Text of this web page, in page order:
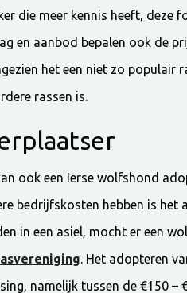
die meer kennis heeft, deze
en aanbod bepalen ook de
het een niet zo populair
rassen is.
ook een Ierse wolfshond
bedrijfskosten hebben is het
in een asiel, mocht er een
. Het adopteren
namelijk tussen de €150